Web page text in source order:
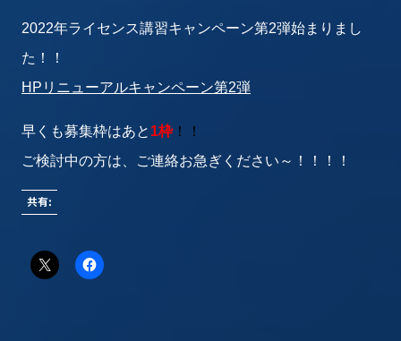
2022年ライセンス講習キャンペーン第2弾始まりまし
た！！
HPリニューアルキャンペーン第2弾
早くも募集枠はあと 1枠！！
ご検討中の方は、ご連絡お急ぎください～！！！！
共有: